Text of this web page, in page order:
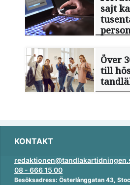
sajt
Över
till
KONTAKT
08 - 666 15 00
Besöksadress: Österlånggatan 43,